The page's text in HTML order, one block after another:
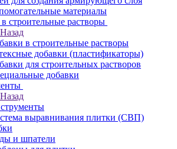
материалы
строительные растворы
Назад
в строительные растворы
добавки (пластификаторы)
для строительных растворов
добавки
Назад
выравнивания плитки (СВП)
и шпатели